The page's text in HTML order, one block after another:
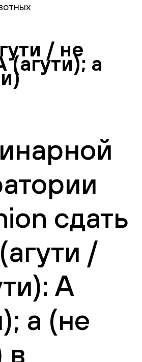
/ не
(агути); а
сдать
/
А
а (не
в